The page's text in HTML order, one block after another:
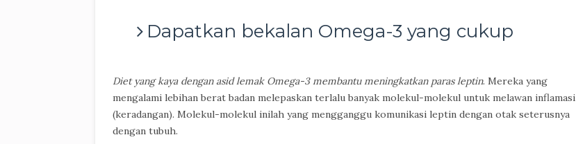
Dapatkan bekalan Omega-3 yang cukup
Diet yang kaya dengan asid lemak Omega-3 membantu meningkatkan paras leptin. Mereka yang
mengalami lebihan berat badan melepaskan terlalu banyak molekul-molekul untuk melawan inflamasi
(keradangan). Molekul-molekul inilah yang mengganggu komunikasi leptin dengan otak seterusnya
dengan tubuh.